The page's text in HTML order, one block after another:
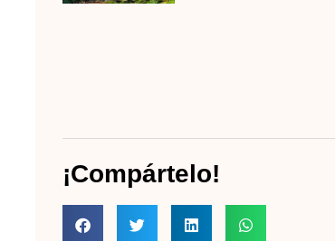
¡Compártelo!